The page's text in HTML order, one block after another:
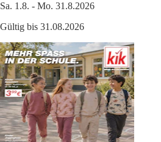
Sa. 1.8. - Mo. 31.8.2026
Gültig bis 31.08.2026